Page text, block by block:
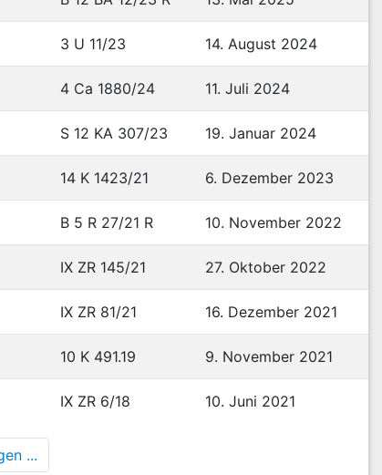
3 U 11/23 14. August 2024
4 Ca 1880/24 11. Juli 2024
S 12 KA 307/23 19. Januar 2024
14 K 1423/21 6. Dezember 2023
B 5 R 27/21 R 10. November 2022
IX ZR 145/21 27. Oktober 2022
IX ZR 81/21 16. Dezember 2021
10 K 491.19 9. November 2021
IX ZR 6/18 10. Juni 2021
...